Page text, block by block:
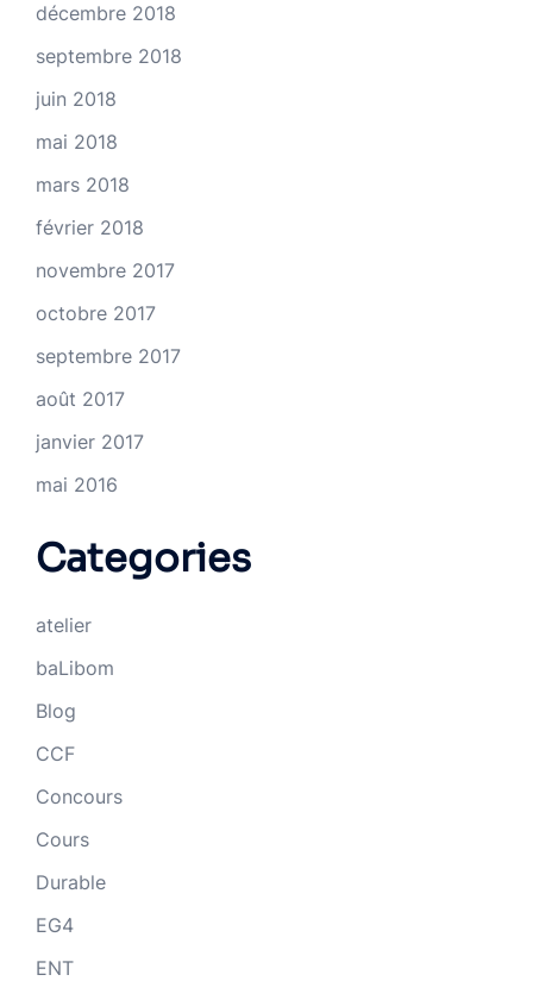
décembre 2018
septembre 2018
juin 2018
mai 2018
mars 2018
février 2018
novembre 2017
octobre 2017
septembre 2017
août 2017
janvier 2017
mai 2016
Categories
atelier
baLibom
Blog
CCF
Concours
Cours
Durable
EG4
ENT